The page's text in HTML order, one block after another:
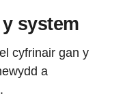
system
cyfrinair gan y
a
.